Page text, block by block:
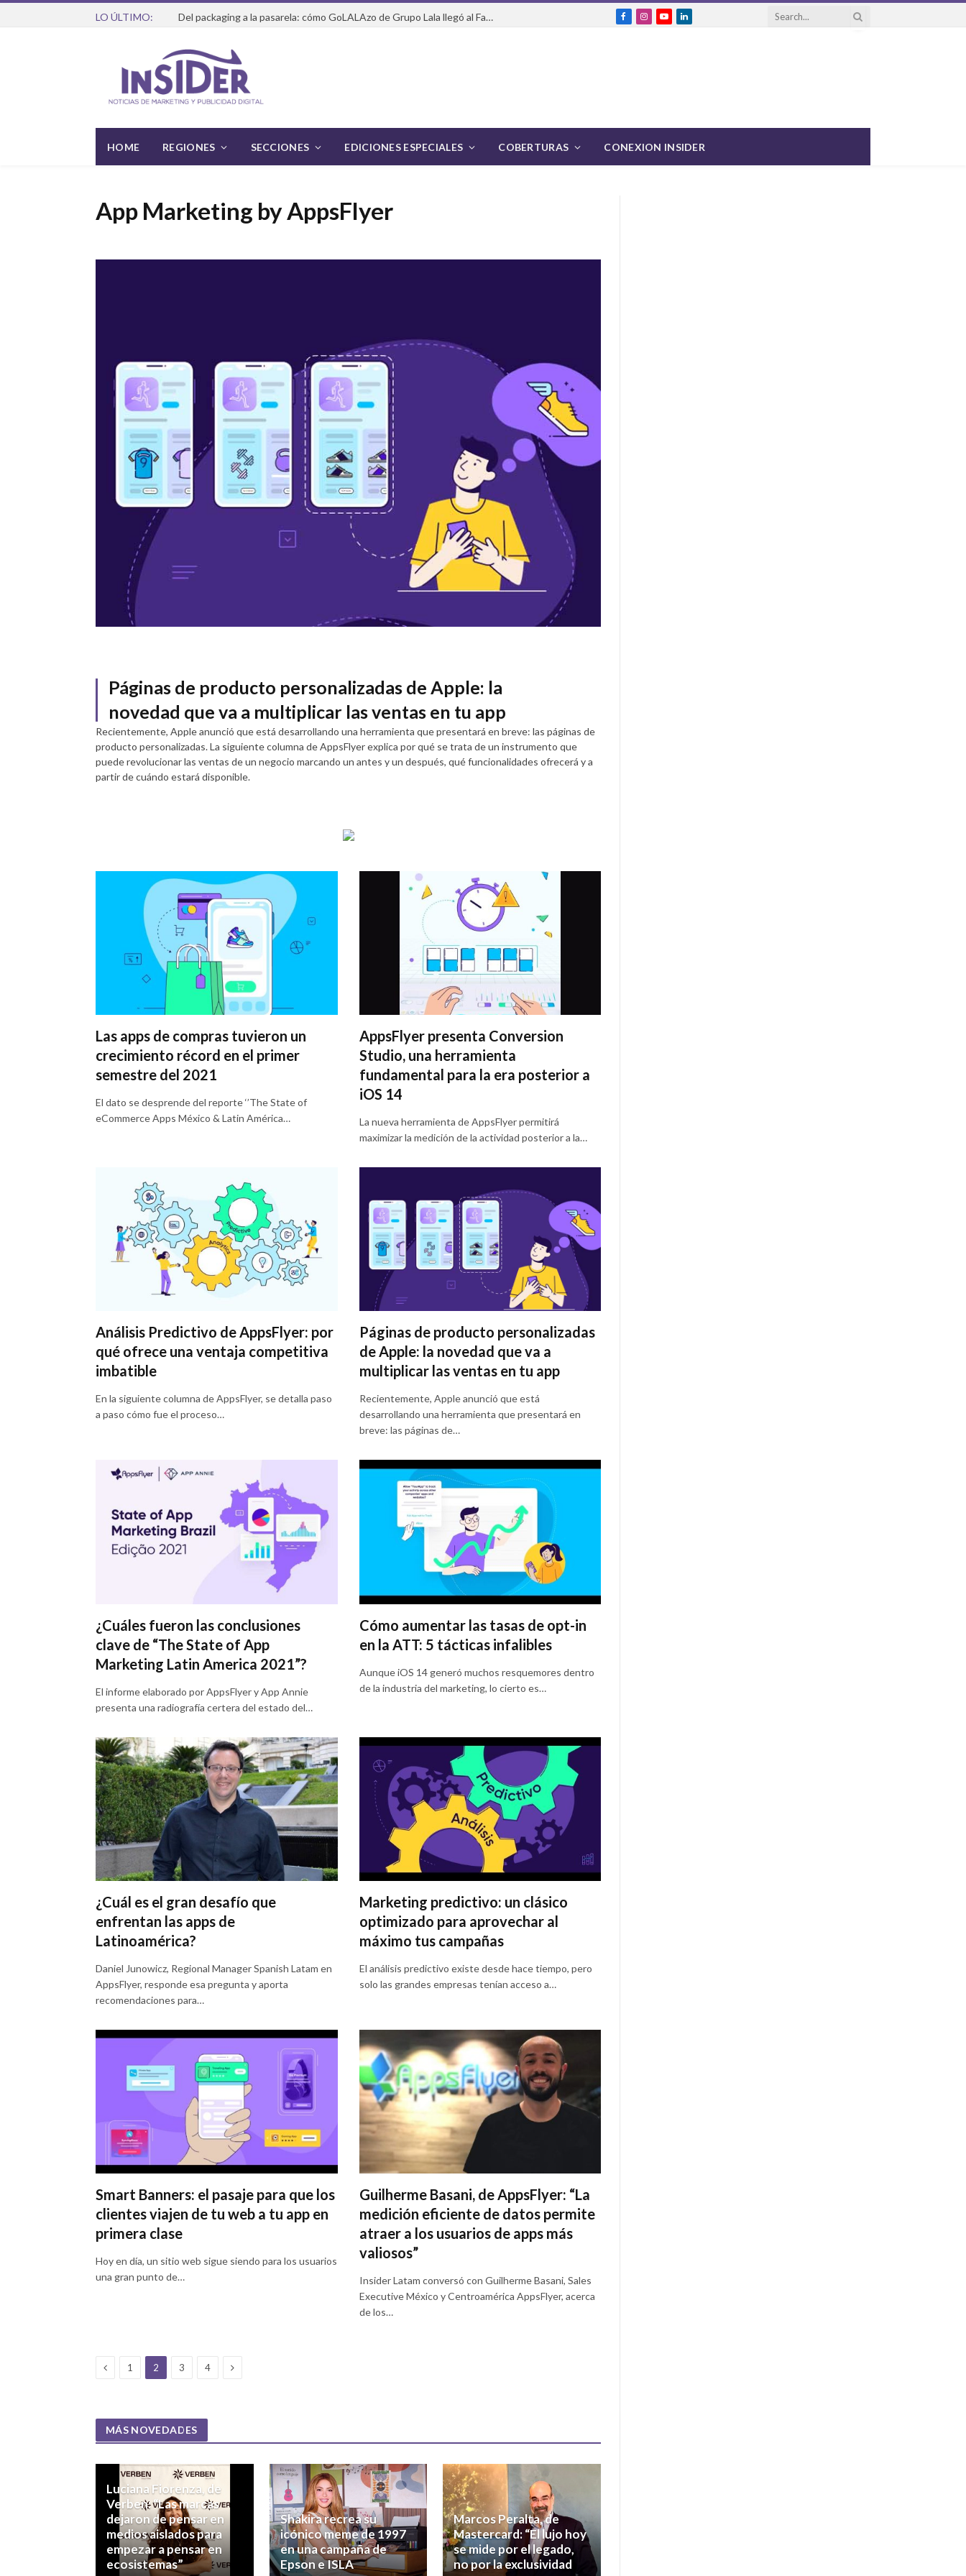
LO ÚLTIMO: Del packaging a la pasarela: cómo GoLALAzo de Grupo Lala llegó al Fashion Week de México
FacebookInstagram
YouTubeLinkedIn
HOME REGIONES SECCIONES EDICIONES ESPECIALES COBERTURAS CONEXION INSIDER
App Marketing by AppsFlyer
Páginas de producto personalizadas de Apple: la
novedad que va a multiplicar las ventas en tu app
Recientemente, Apple anunció que está desarrollando una herramienta que presentará en breve: las páginas de
producto personalizadas. La siguiente columna de AppsFlyer explica por qué se trata de un instrumento que
puede revolucionar las ventas de un negocio marcando un antes y un después, qué funcionalidades ofrecerá y a
partir de cuándo estará disponible.
Las apps de compras tuvieron un
crecimiento récord en el primer
semestre del 2021
El dato se desprende del reporte ‘’The State of
eCommerce Apps México & Latin América…
AppsFlyer presenta Conversion
Studio, una herramienta
fundamental para la era posterior a
iOS 14
La nueva herramienta de AppsFlyer permitirá
maximizar la medición de la actividad posterior a la…
Análisis Predictivo de AppsFlyer: por
qué ofrece una ventaja competitiva
imbatible
En la siguiente columna de AppsFlyer, se detalla paso
a paso cómo fue el proceso…
Páginas de producto personalizadas
de Apple: la novedad que va a
multiplicar las ventas en tu app
Recientemente, Apple anunció que está
desarrollando una herramienta que presentará en
breve: las páginas de…
¿Cuáles fueron las conclusiones
clave de “The State of App
Marketing Latin America 2021”?
El informe elaborado por AppsFlyer y App Annie
presenta una radiografía certera del estado del…
Cómo aumentar las tasas de opt-in
en la ATT: 5 tácticas infalibles
Aunque iOS 14 generó muchos resquemores dentro
de la industria del marketing, lo cierto es…
¿Cuál es el gran desafío que
enfrentan las apps de
Latinoamérica?
Daniel Junowicz, Regional Manager Spanish Latam en
AppsFlyer, responde esa pregunta y aporta
recomendaciones para…
Marketing predictivo: un clásico
optimizado para aprovechar al
máximo tus campañas
El análisis predictivo existe desde hace tiempo, pero
solo las grandes empresas tenían acceso a…
Smart Banners: el pasaje para que los
clientes viajen de tu web a tu app en
primera clase
Hoy en día, un sitio web sigue siendo para los usuarios
una gran punto de…
Guilherme Basani, de AppsFlyer: “La
medición eficiente de datos permite
atraer a los usuarios de apps más
valiosos”
Insider Latam conversó con Guilherme Basani, Sales
Executive México y Centroamérica AppsFlyer, acerca
de los…
Previous
1 2 3 4 Next
MÁS NOVEDADES
Luciana Fiorenza, de
Verben: “Las marcas
dejaron de pensar en
medios aislados para
empezar a pensar en
ecosistemas”
Shakira recrea su
icónico meme de 1997
en una campaña de
Epson e ISLA
Marcos Peralta, de
Mastercard: “El lujo hoy
se mide por el legado,
no por la exclusividad